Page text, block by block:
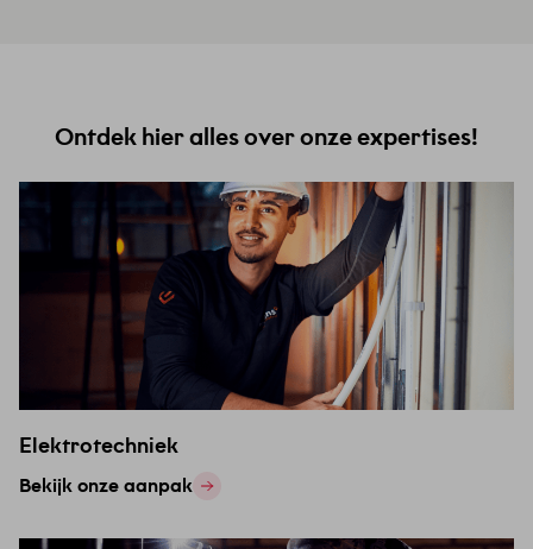
Ontdek hier alles over onze expertises!
Elektrotechniek
Bekijk onze aanpak